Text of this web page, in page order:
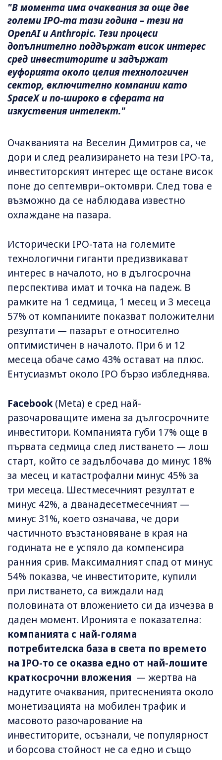
"В момента има очаквания за още две
големи IPO-та тази година – тези на
OpenAI и Anthropic. Тези процеси
допълнително поддържат висок интерес
сред инвеститорите и задържат
еуфорията около целия технологичен
сектор, включително компании като
SpaceX и по-широко в сферата на
изкуствения интелект."
Очакванията на Веселин Димитров са, че
дори и след реализирането на тези IPO-та,
инвеститорският интерес ще остане висок
поне до септември–октомври. След това е
възможно да се наблюдава известно
охлаждане на пазара.
Исторически IPO-тата на големите
технологични гиганти предизвикават
интерес в началото, но в дългосрочна
перспектива имат и точка на падеж. В
рамките на 1 седмица, 1 месец и 3 месеца
57% от компаниите показват положителни
резултати — пазарът е относително
оптимистичен в началото. При 6 и 12
месеца обаче само 43% остават на плюс.
Ентусиазмът около IPO бързо избледнява.
Facebook(Meta) е сред най-
разочароващите имена за дългосрочните
инвеститори. Компанията губи 17% още в
първата седмица след листването — лош
старт, който се задълбочава до минус 18%
за месец и катастрофални минус 45% за
три месеца. Шестмесечният резултат е
минус 42%, а дванадесетмесечният —
минус 31%, което означава, че дори
частичното възстановяване в края на
годината не е успяло да компенсира
ранния срив. Максималният спад от минус
54% показва, че инвеститорите, купили
при листването, са виждали над
половината от вложението си да изчезва в
даден момент. Иронията е показателна:
компанията с най-голяма
потребителска база в света по времето
на IPO-то се оказва едно от най-лошите
краткосрочни вложения — жертва на
надутите очаквания, притесненията около
монетизацията на мобилен трафик и
масовото разочарование на
инвеститорите, осъзнали, че популярност
и борсова стойност не са едно и също